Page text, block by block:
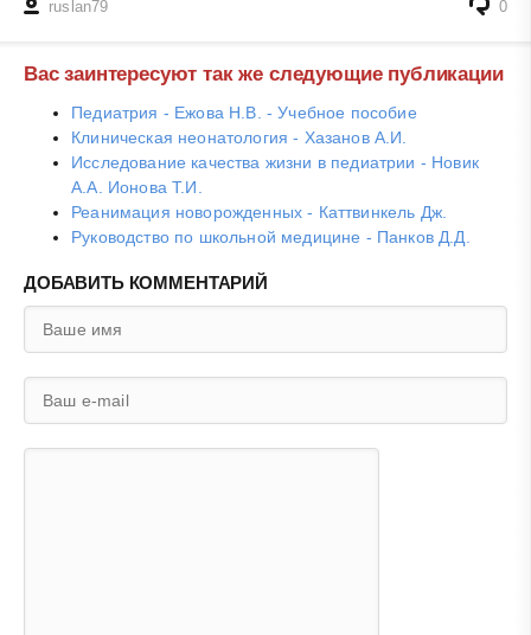
ruslan79 0
Вас заинтересуют так же следующие публикации
Педиатрия - Ежова Н.В. - Учебное пособие
Клиническая неонатология - Хазанов А.И.
Исследование качества жизни в педиатрии - Новик
А.А. Ионова Т.И.
Реанимация новорожденных - Каттвинкель Дж.
Руководство по школьной медицине - Панков Д.Д.
ДОБАВИТЬ КОММЕНТАРИЙ